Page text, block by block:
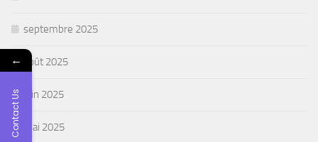
septembre 2025
août 2025
juin 2025
mai 2025
←
Contact Us